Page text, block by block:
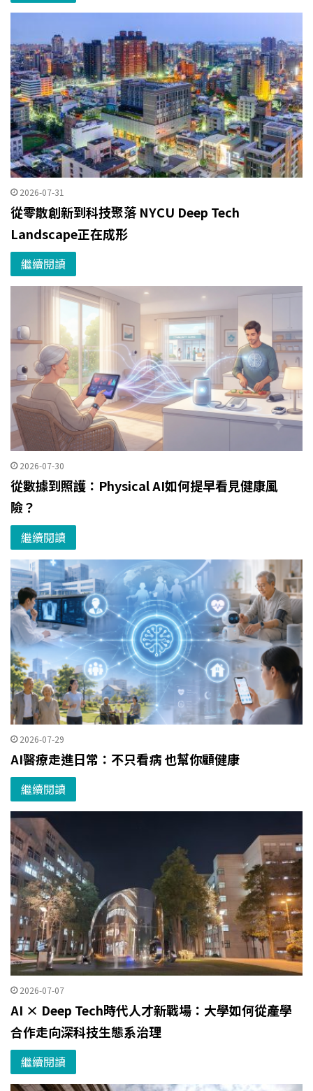
2026-07-31
從零散創新到科技聚落 NYCU Deep Tech
Landscape正在成形
繼續閱讀
2026-07-30
從數據到照護：Physical AI如何提早看見健康風
險？
繼續閱讀
2026-07-29
AI醫療走進日常：不只看病 也幫你顧健康
繼續閱讀
2026-07-07
AI × Deep Tech時代人才新戰場：大學如何從產學
合作走向深科技生態系治理
繼續閱讀